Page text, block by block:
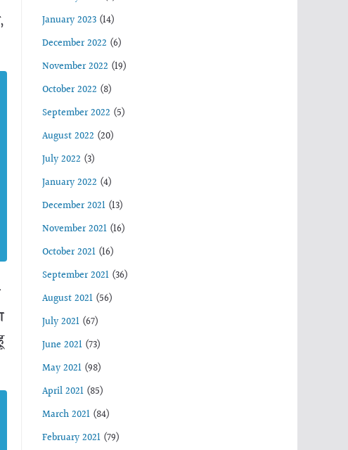
January 2023 (14)
December 2022 (6)
November 2022 (19)
October 2022 (8)
September 2022 (5)
August 2022 (20)
July 2022 (3)
January 2022 (4)
December 2021 (13)
November 2021 (16)
October 2021 (16)
September 2021 (36)
August 2021 (56)
July 2021 (67)
June 2021 (73)
May 2021 (98)
April 2021 (85)
March 2021 (84)
February 2021 (79)